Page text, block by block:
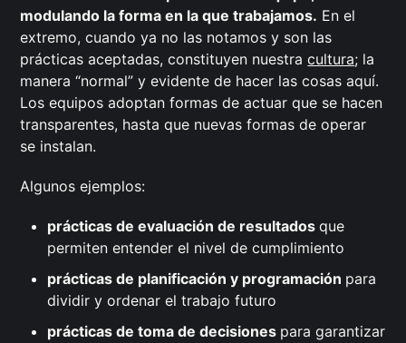
modulando la forma en la que trabajamos. En el
extremo, cuando ya no las notamos y son las
prácticas aceptadas, constituyen nuestracultura; la
manera “normal” y evidente de hacer las cosas aquí.
Los equipos adoptan formas de actuar que se hacen
transparentes, hasta que nuevas formas de operar
se instalan.
Algunos ejemplos:
prácticas de evaluación de resultadosque
permiten entender el nivel de cumplimiento
prácticas de planificación y programación para
dividir y ordenar el trabajo futuro
prácticas de toma de decisiones para garantizar